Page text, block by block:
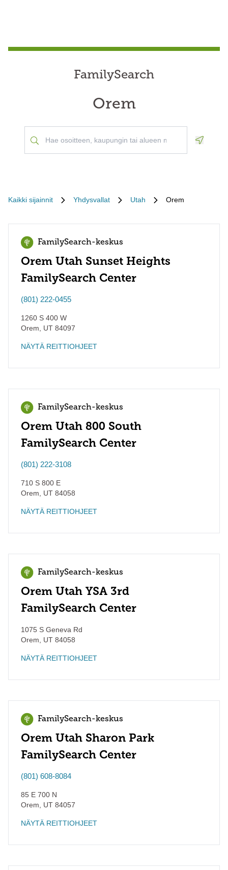
FamilySearch
Orem
Kaikki sijainnit Yhdysvallat Utah Orem
FamilySearch-keskus
Orem Utah Sunset Heights
FamilySearch Center
(801) 222-0455
1260 S 400 W
Orem
UT 84097
NÄYTÄ REITTIOHJEET
FamilySearch-keskus
Orem Utah 800 South
FamilySearch Center
(801) 222-3108
710 S 800 E
Orem
UT 84058
NÄYTÄ REITTIOHJEET
FamilySearch-keskus
Orem Utah YSA 3rd
FamilySearch Center
1075 S Geneva Rd
Orem
UT 84058
NÄYTÄ REITTIOHJEET
FamilySearch-keskus
Orem Utah Sharon Park
FamilySearch Center
(801) 608-8084
85 E 700 N
Orem
UT 84057
NÄYTÄ REITTIOHJEET